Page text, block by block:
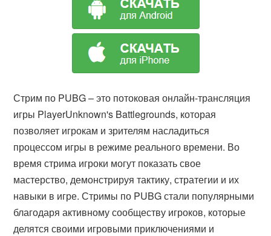
Стрим по PUBG – это потоковая онлайн-трансляция
игры PlayerUnknown's Battlegrounds, которая
позволяет игрокам и зрителям насладиться
процессом игры в режиме реального времени. Во
время стрима игроки могут показать свое
мастерство, демонстрируя тактику, стратегии и их
навыки в игре. Стримы по PUBG стали популярными
благодаря активному сообществу игроков, которые
делятся своими игровыми приключениями и